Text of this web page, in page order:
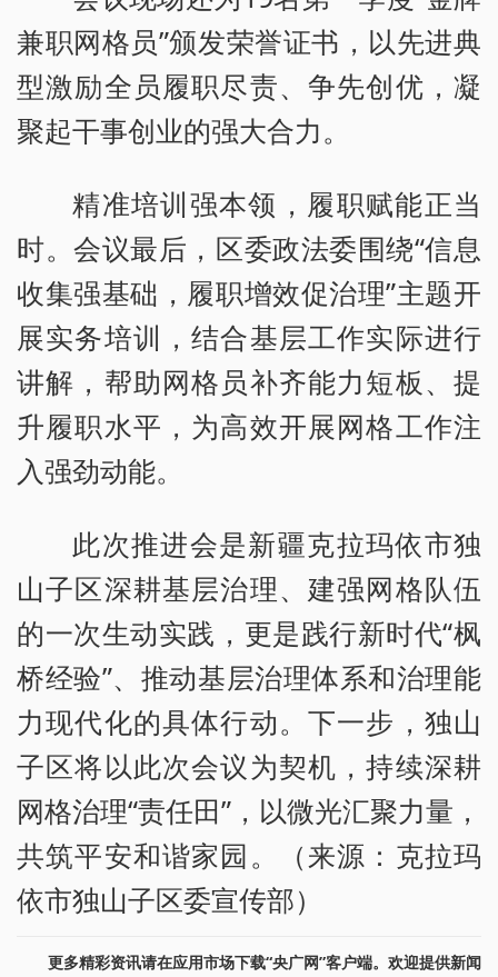
兼职网格员”颁发荣誉证书，以先进典
型激励全员履职尽责、争先创优，凝
聚起干事创业的强大合力。
精准培训强本领，履职赋能正当
时。会议最后，区委政法委围绕“信息
收集强基础，履职增效促治理”主题开
展实务培训，结合基层工作实际进行
讲解，帮助网格员补齐能力短板、提
升履职水平，为高效开展网格工作注
入强劲动能。
此次推进会是新疆克拉玛依市独
山子区深耕基层治理、建强网格队伍
的一次生动实践，更是践行新时代“枫
桥经验”、推动基层治理体系和治理能
力现代化的具体行动。下一步，独山
子区将以此次会议为契机，持续深耕
网格治理“责任田”，以微光汇聚力量，
共筑平安和谐家园。（来源：克拉玛
依市独山子区委宣传部）
更多精彩资讯请在应用市场下载“央广网”客户端。欢迎提供新闻